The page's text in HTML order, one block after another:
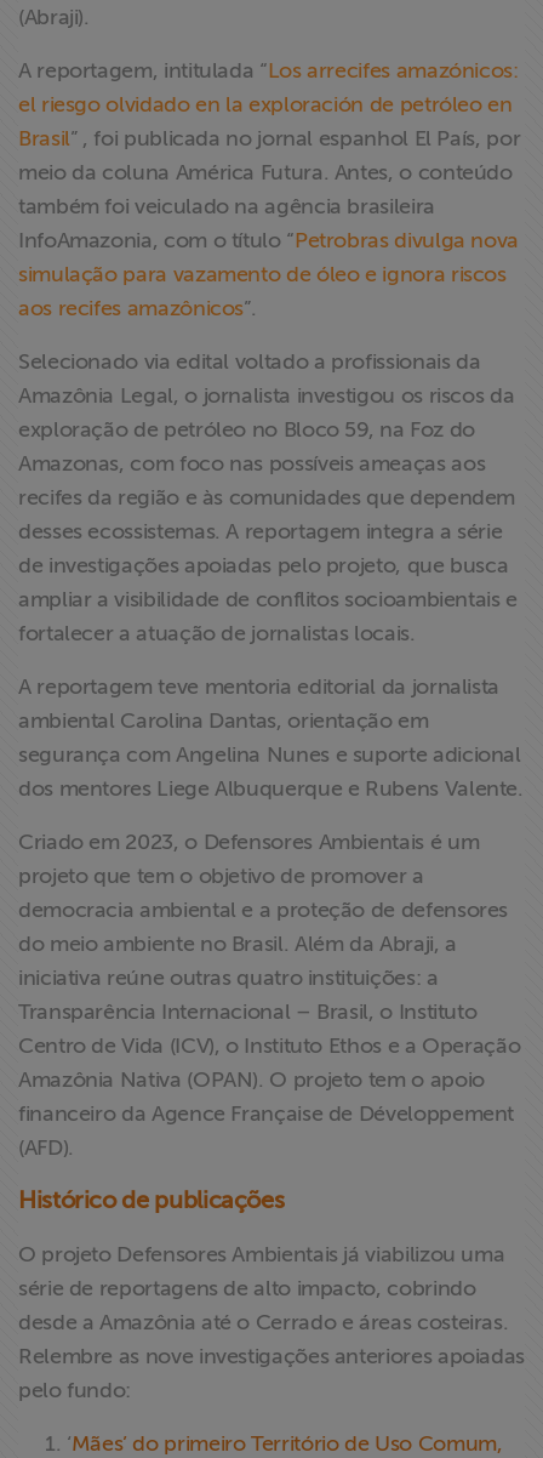
newsletter
Fale Conosco
(Abraji).
A reportagem, intitulada “Los arrecifes amazónicos:
el riesgo olvidado en la exploración de petróleo en
Brasil” , foi publicada no jornal espanhol El País, por
meio da coluna América Futura. Antes, o conteúdo
também foi veiculado na agência brasileira
InfoAmazonia, com o título “Petrobras divulga nova
simulação para vazamento de óleo e ignora riscos
aos recifes amazônicos”.
Selecionado via edital voltado a profissionais da
Amazônia Legal, o jornalista investigou os riscos da
exploração de petróleo no Bloco 59, na Foz do
Amazonas, com foco nas possíveis ameaças aos
recifes da região e às comunidades que dependem
desses ecossistemas. A reportagem integra a série
de investigações apoiadas pelo projeto, que busca
ampliar a visibilidade de conflitos socioambientais e
fortalecer a atuação de jornalistas locais.
A reportagem teve mentoria editorial da jornalista
ambiental Carolina Dantas, orientação em
segurança com Angelina Nunes e suporte adicional
dos mentores Liege Albuquerque e Rubens Valente.
Criado em 2023, o Defensores Ambientais é um
projeto que tem o objetivo de promover a
democracia ambiental e a proteção de defensores
do meio ambiente no Brasil. Além da Abraji, a
iniciativa reúne outras quatro instituições: a
Transparência Internacional – Brasil, o Instituto
Centro de Vida (ICV), o Instituto Ethos e a Operação
Amazônia Nativa (OPAN). O projeto tem o apoio
financeiro da Agence Française de Développement
(AFD).
Histórico de publicações
O projeto Defensores Ambientais já viabilizou uma
série de reportagens de alto impacto, cobrindo
desde a Amazônia até o Cerrado e áreas costeiras.
Relembre as nove investigações anteriores apoiadas
pelo fundo:
‘Mães’ do primeiro Território de Uso Comum,